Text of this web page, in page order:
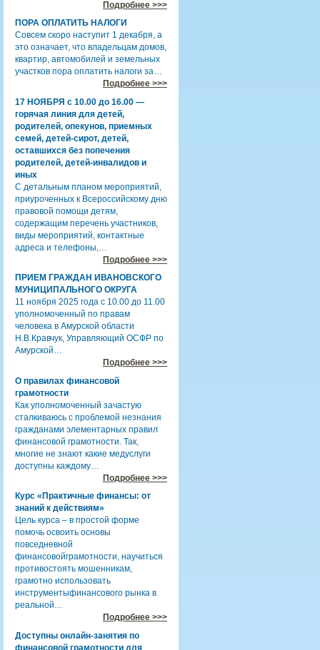
Подробнее >>>
ПОРА ОПЛАТИТЬ НАЛОГИ
Совсем скоро наступит 1 декабря, а
это означает, что владельцам домов,
квартир, автомобилей и земельных
участков пора оплатить налоги за…
Подробнее >>>
17 НОЯБРЯ с 10.00 до 16.00 —
горячая линия для детей,
родителей, опекунов, приемных
семей, детей-сирот, детей,
оставшихся без попечения
родителей, детей-инвалидов и
иных
С детальным планом мероприятий,
приуроченных к Всероссийскому дню
правовой помощи детям,
содержащим перечень участников,
виды мероприятий, контактные
адреса и телефоны,…
Подробнее >>>
ПРИЕМ ГРАЖДАН ИВАНОВСКОГО
МУНИЦИПАЛЬНОГО ОКРУГА
11 ноября 2025 года с 10.00 до 11.00
уполномоченный по правам
человека в Амурской области
Н.В.Кравчук, Управляющий ОСФР по
Амурской…
Подробнее >>>
О правилах финансовой
грамотности
Как уполномоченный зачастую
сталкиваюсь с проблемой незнания
гражданами элементарных правил
финансовой грамотности. Так,
многие не знают какие медуслуги
доступны каждому…
Подробнее >>>
Курс «Практичные финансы: от
знаний к действиям»
Цель курса – в простой форме
помочь освоить основы
повседневной
финансовойграмотности, научиться
противостоять мошенникам,
грамотно использовать
инструментыфинансового рынка в
реальной…
Подробнее >>>
Доступны онлайн-занятия по
финансовой грамотности для